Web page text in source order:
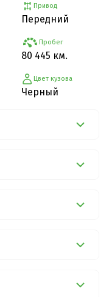
Привод
Передний
Пробег
80 445 км.
Цвет кузова
Черный